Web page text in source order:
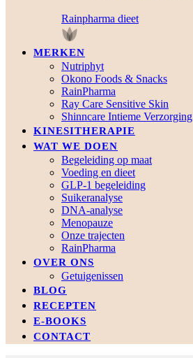
Rainpharma dieet
MERKEN
Nutriphyt
Okono Foods & Snacks
RainPharma
Ray Care Sensitive Skin
Shinncare Intieme Verzorging
KINESITHERAPIE
WAT WE DOEN
Begeleiding op maat
Voeding en dieet
GLP-1 begeleiding
Suikeranalyse
DNA-analyse
Menopauze
Onze trajecten
RainPharma
OVER ONS
Getuigenissen
BLOG
RECEPTEN
E-BOOKS
CONTACT